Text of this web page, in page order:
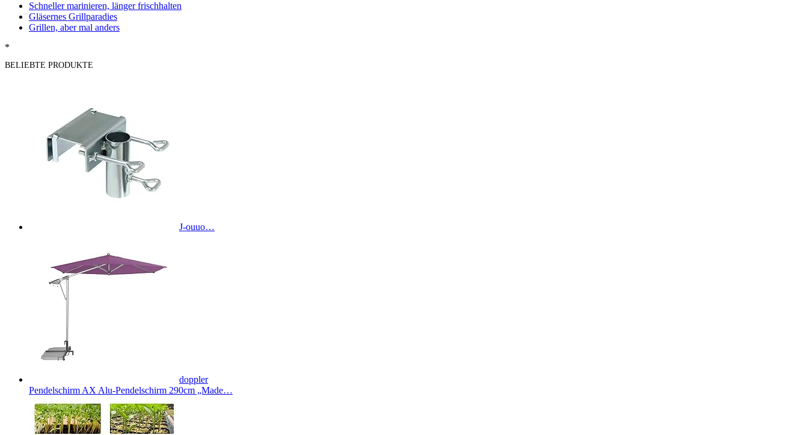
Schneller marinieren, länger frischhalten
Gläsernes Grillparadies
Grillen, aber mal anders
*
BELIEBTE PRODUKTE
J-ouuo…
doppler
Pendelschirm AX Alu-Pendelschirm 290cm „Made…